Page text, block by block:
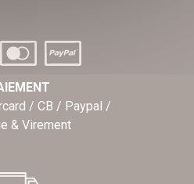
/ CB / Paypal /
& Virement